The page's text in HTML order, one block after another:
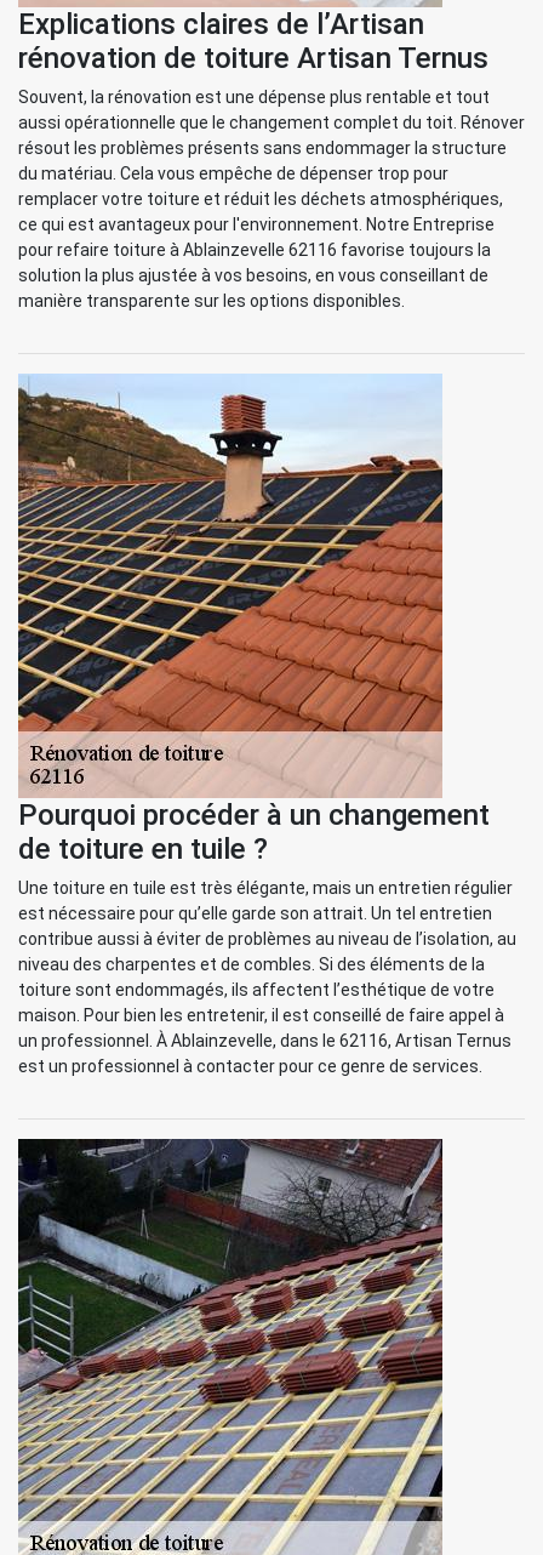
Explications claires de l’Artisan
rénovation de toiture Artisan Ternus
Souvent, la rénovation est une dépense plus rentable et tout
aussi opérationnelle que le changement complet du toit. Rénover
résout les problèmes présents sans endommager la structure
du matériau. Cela vous empêche de dépenser trop pour
remplacer votre toiture et réduit les déchets atmosphériques,
ce qui est avantageux pour l'environnement. Notre Entreprise
pour refaire toiture à Ablainzevelle 62116 favorise toujours la
solution la plus ajustée à vos besoins, en vous conseillant de
manière transparente sur les options disponibles.
Pourquoi procéder à un changement
de toiture en tuile ?
Une toiture en tuile est très élégante, mais un entretien régulier
est nécessaire pour qu’elle garde son attrait. Un tel entretien
contribue aussi à éviter de problèmes au niveau de l’isolation, au
niveau des charpentes et de combles. Si des éléments de la
toiture sont endommagés, ils affectent l’esthétique de votre
maison. Pour bien les entretenir, il est conseillé de faire appel à
un professionnel. À Ablainzevelle, dans le 62116, Artisan Ternus
est un professionnel à contacter pour ce genre de services.